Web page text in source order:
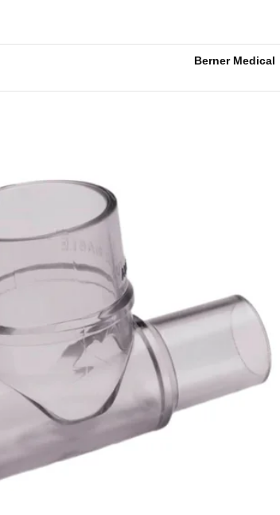
Berner Medical